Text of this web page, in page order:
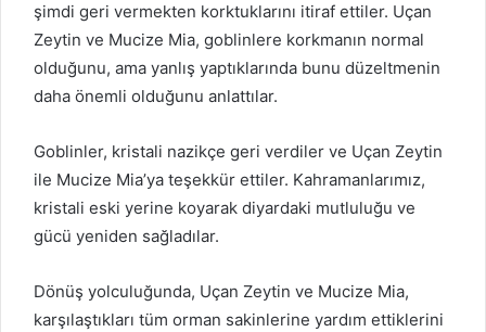
şimdi geri vermekten korktuklarını itiraf ettiler. Uçan
Zeytin ve Mucize Mia, goblinlere korkmanın normal
olduğunu, ama yanlış yaptıklarında bunu düzeltmenin
daha önemli olduğunu anlattılar.
Goblinler, kristali nazikçe geri verdiler ve Uçan Zeytin
ile Mucize Mia’ya teşekkür ettiler. Kahramanlarımız,
kristali eski yerine koyarak diyardaki mutluluğu ve
gücü yeniden sağladılar.
Dönüş yolculuğunda, Uçan Zeytin ve Mucize Mia,
karşılaştıkları tüm orman sakinlerine yardım ettiklerini